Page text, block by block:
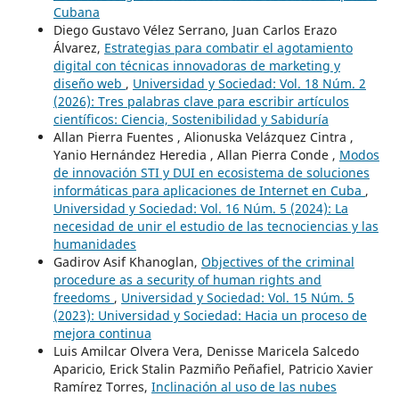
Cubana
Diego Gustavo Vélez Serrano, Juan Carlos Erazo
Álvarez, Estrategias para combatir el agotamiento
digital con técnicas innovadoras de marketing y
diseño web , Universidad y Sociedad: Vol. 18 Núm. 2
(2026): Tres palabras clave para escribir artículos
científicos: Ciencia, Sostenibilidad y Sabiduría
Allan Pierra Fuentes , Alionuska Velázquez Cintra ,
Yanio Hernández Heredia , Allan Pierra Conde , Modos
de innovación STI y DUI en ecosistema de soluciones
informáticas para aplicaciones de Internet en Cuba ,
Universidad y Sociedad: Vol. 16 Núm. 5 (2024): La
necesidad de unir el estudio de las tecnociencias y las
humanidades
Gadirov Asif Khanoglan, Objectives of the criminal
procedure as a security of human rights and
freedoms , Universidad y Sociedad: Vol. 15 Núm. 5
(2023): Universidad y Sociedad: Hacia un proceso de
mejora continua
Luis Amilcar Olvera Vera, Denisse Maricela Salcedo
Aparicio, Erick Stalin Pazmiño Peñafiel, Patricio Xavier
Ramírez Torres, Inclinación al uso de las nubes